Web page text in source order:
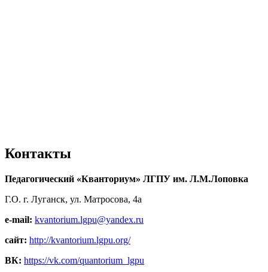
Контакты
Педагогический «Кванториум» ЛГПУ им. Л.М.Лоповка
Г.О. г. Луганск, ул. Матросова, 4а
e-mail: kvantorium.lgpu@yandex.ru
сайт: http://kvantorium.lgpu.org/
ВК: https://vk.com/quantorium_lgpu